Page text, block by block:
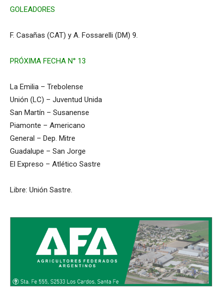
GOLEADORES
F. Casañas (CAT) y A. Fossarelli (DM) 9.
PRÓXIMA FECHA N° 13
La Emilia – Trebolense
Unión (LC) – Juventud Unida
San Martín – Susanense
Piamonte – Americano
General – Dep. Mitre
Guadalupe – San Jorge
El Expreso – Atlético Sastre
Libre: Unión Sastre.